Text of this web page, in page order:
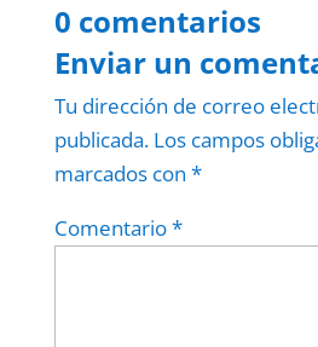
0 comentarios
Enviar un
Tu dirección de correo
publicada. Los campos
marcados con *
Comentario*